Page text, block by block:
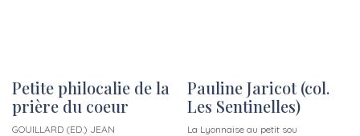
Petite philocalie de la
prière du coeur
GOUILLARD (ED.) JEAN
Pauline Jaricot (col.
Les Sentinelles)
La Lyonnaise au petit sou